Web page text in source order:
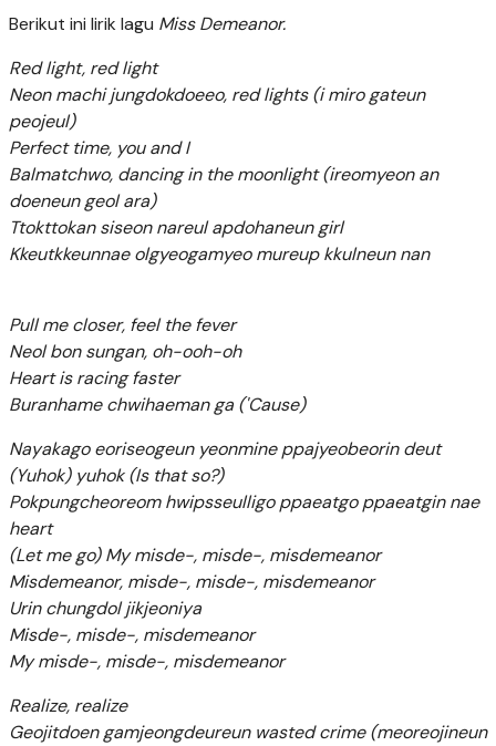
Berikut ini lirik lagu Miss Demeanor.
Red light, red light
Neon machi jungdokdoeeo, red lights (i miro gateun
peojeul)
Perfect time, you and I
Balmatchwo, dancing in the moonlight (ireomyeon an
doeneun geol ara)
Ttokttokan siseon nareul apdohaneun girl
Kkeutkkeunnae olgyeogamyeo mureup kkulneun nan
Pull me closer, feel the fever
Neol bon sungan, oh-ooh-oh
Heart is racing faster
Buranhame chwihaeman ga ('Cause)
Nayakago eoriseogeun yeonmine ppajyeobeorin deut
(Yuhok) yuhok (Is that so?)
Pokpungcheoreom hwipsseulligo ppaeatgo ppaeatgin nae
heart
(Let me go) My misde-, misde-, misdemeanor
Misdemeanor, misde-, misde-, misdemeanor
Urin chungdol jikjeoniya
Misde-, misde-, misdemeanor
My misde-, misde-, misdemeanor
Realize, realize
Geojitdoen gamjeongdeureun wasted crime (meoreojineun